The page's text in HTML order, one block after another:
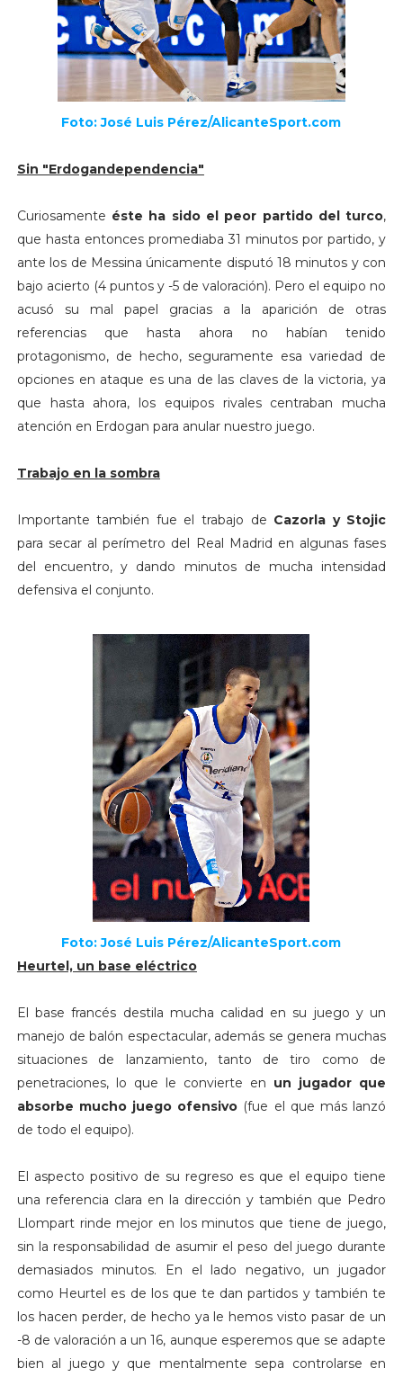
Foto: José Luis Pérez/AlicanteSport.com
Sin "Erdogandependencia"
Curiosamente éste ha sido el peor partido del turco,
que hasta entonces promediaba 31 minutos por partido, y
ante los de Messina únicamente disputó 18 minutos y con
bajo acierto (4 puntos y -5 de valoración). Pero el equipo no
acusó su mal papel gracias a la aparición de otras
referencias que hasta ahora no habían tenido
protagonismo, de hecho, seguramente esa variedad de
opciones en ataque es una de las claves de la victoria, ya
que hasta ahora, los equipos rivales centraban mucha
atención en Erdogan para anular nuestro juego.
Trabajo en la sombra
Importante también fue el trabajo de Cazorla y Stojic
para secar al perímetro del Real Madrid en algunas fases
del encuentro, y dando minutos de mucha intensidad
defensiva el conjunto.
Foto: José Luis Pérez/AlicanteSport.com
Heurtel, un base eléctrico
El base francés destila mucha calidad en su juego y un
manejo de balón espectacular, además se genera muchas
situaciones de lanzamiento, tanto de tiro como de
penetraciones, lo que le convierte en un jugador que
absorbe mucho juego ofensivo (fue el que más lanzó
de todo el equipo).
El aspecto positivo de su regreso es que el equipo tiene
una referencia clara en la dirección y también que Pedro
Llompart rinde mejor en los minutos que tiene de juego,
sin la responsabilidad de asumir el peso del juego durante
demasiados minutos. En el lado negativo, un jugador
como Heurtel es de los que te dan partidos y también te
los hacen perder, de hecho ya le hemos visto pasar de un
-8 de valoración a un 16, aunque esperemos que se adapte
bien al juego y que mentalmente sepa controlarse en